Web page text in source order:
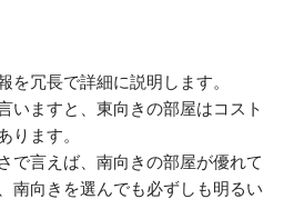
を冗長で詳細に説明します。
いますと、東向きの部屋はコスト
ります。
で言えば、南向きの部屋が優れて
南向きを選んでも必ずしも明るい